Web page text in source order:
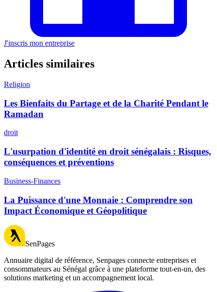
J'inscris mon entreprise
Articles similaires
Religion
Les Bienfaits du Partage et de la Charité Pendant le
Ramadan
droit
L'usurpation d'identité en droit sénégalais : Risques,
conséquences et préventions
Business-Finances
La Puissance d'une Monnaie : Comprendre son
Impact Économique et Géopolitique
SenPages
Annuaire digital de référence, Senpages connecte entreprises et
consommateurs au Sénégal grâce à une plateforme tout-en-un, des
solutions marketing et un accompagnement local.